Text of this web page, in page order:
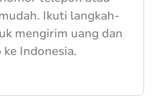
Ikuti langkah-
mengirim uang dan
Indonesia.